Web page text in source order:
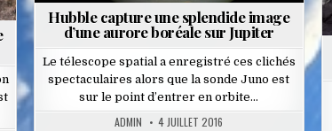
Hubble capture une splendide image
d’une aurore boréale sur Jupiter
Le télescope spatial a enregistré ces clichés
spectaculaires alors que la sonde Juno est
sur le point d’entrer en orbite…
ADMIN 4 JUILLET 2016